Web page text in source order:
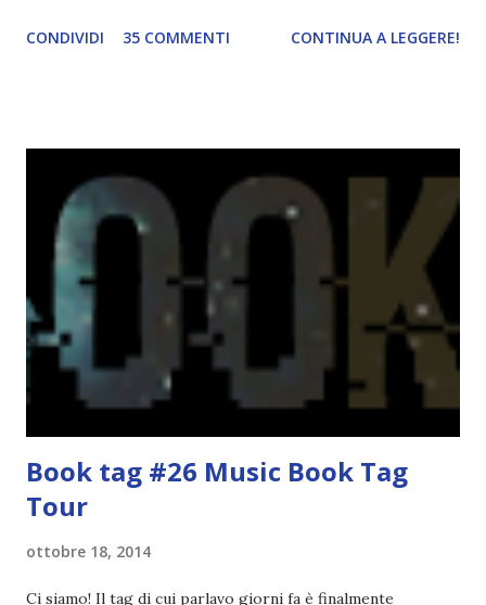
questo quarto anno, come sapete, non è stato dei migliori
Mettiamoci pure che le mie letture non sono molto
soddisfacenti da tipo febbraio e credo di avere una sorta di
blocco. Per questo motivo in questi ultimi mesi ho a
malapena pubblicato. Quindi, festeggiare o non
festeggiare? Questo è il dilemma. Da un lato ho pensato
che festeggiare fosse d'obbligo, dato che nonostante gli
alti e bassi Divoratori di libri sia ancora qui, ma d'altro ho
pensato che no, non ...
CONDIVIDI 35 COMMENTI CONTINUA A LEGGERE!
Book tag #26 Music Book Tag
Tour
ottobre 18, 2014
Ci siamo! Il tag di cui parlavo giorni fa è finalmente